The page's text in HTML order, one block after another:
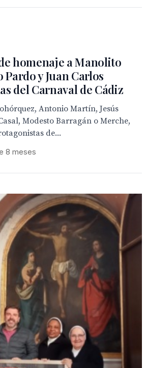
homenaje a Manolito
y Juan Carlos
del Carnaval de Cádiz
Antonio Martín, Jesús
Modesto Barragán o Merche,
de...
8 meses